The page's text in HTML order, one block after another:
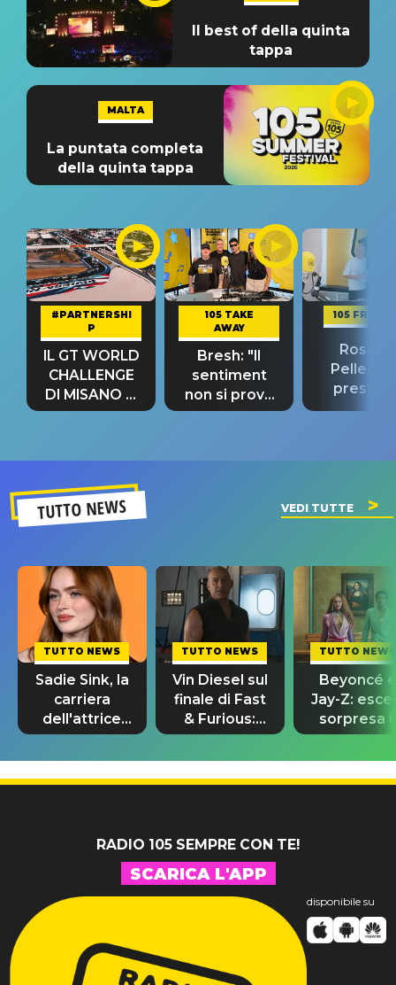
Il best of della quinta
tappa
MALTA
La puntata completa
della quinta tappa
#PARTNERSHI
P
IL GT WORLD
CHALLENGE
DI MISANO si
riconferma
105 TAKE
AWAY
Bresh: "Il
sentiment
non si prova
fino alla notte
105
Rosario
“Così
TUTTO NEWS VEDI TUTTE
TUTTO NEWS
Sadie Sink, la
carriera
dell'attrice
da Stranger
Things a
Spider-Man
TUTTO NEWS
Vin Diesel sul
finale di Fast
& Furious:
“Sto ancora
piangendo”
TUTTO NEWS
Beyoncé e
Jay-Z: esce
sorpresa il
remix di
“Morning
Dew
RADIO 105 SEMPRE CON TE!
SCARICA L'APP
disponibile su